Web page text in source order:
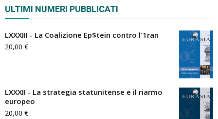
ULTIMI NUMERI PUBBLICATI
LXXXIII - La Coalizione Ep$tein contro l'1ran
20,00 €
LXXXII - La strategia statunitense e il riarmo
europeo
20,00 €